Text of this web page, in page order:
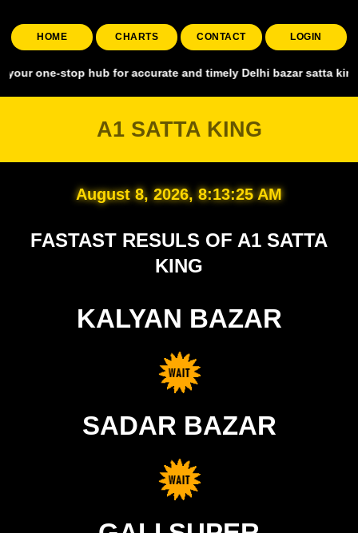
HOME CHARTS CONTACT LOGIN
hub for accurate and timely Delhi bazar satta king,
A1 SATTA KING
August 8, 2026, 8:13:26 AM
FASTAST RESULS OF A1 SATTA
KING
KALYAN BAZAR
SADAR BAZAR